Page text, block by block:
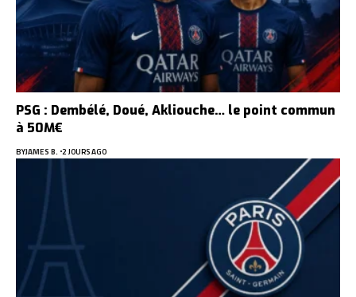
PSG : Dembélé, Doué, Akliouche… le point commun
à 50M€
BYJAMES B. 2 JOURS AGO